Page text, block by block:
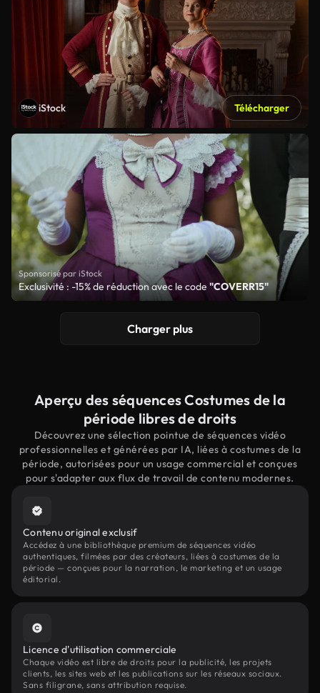
iStock Télécharger
Sponsorisé par iStock
Exclusivité : -15% de réduction avec le code "COVERR15"
Charger plus
Aperçu des séquences Costumes de la
période libres de droits
Découvrez une sélection pointue de séquences vidéo
professionnelles et générées par IA, liées à costumes de la
période, autorisées pour un usage commercial et conçues
pour s'adapter aux flux de travail de contenu modernes.
Contenu original exclusif
Accédez à une bibliothèque premium de séquences vidéo
authentiques, filmées par des créateurs, liées à costumes de la
période — conçues pour la narration, le marketing et un usage
éditorial.
Licence d'utilisation commerciale
Chaque vidéo est libre de droits pour la publicité, les projets
clients, les sites web et les publications sur les réseaux sociaux.
Sans filigrane, sans attribution requise.